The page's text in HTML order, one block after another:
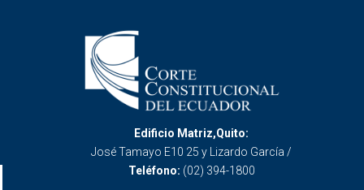
Edificio Matriz,Quito:
José Tamayo E10 25 y Lizardo García /
Teléfono: (02) 394-1800